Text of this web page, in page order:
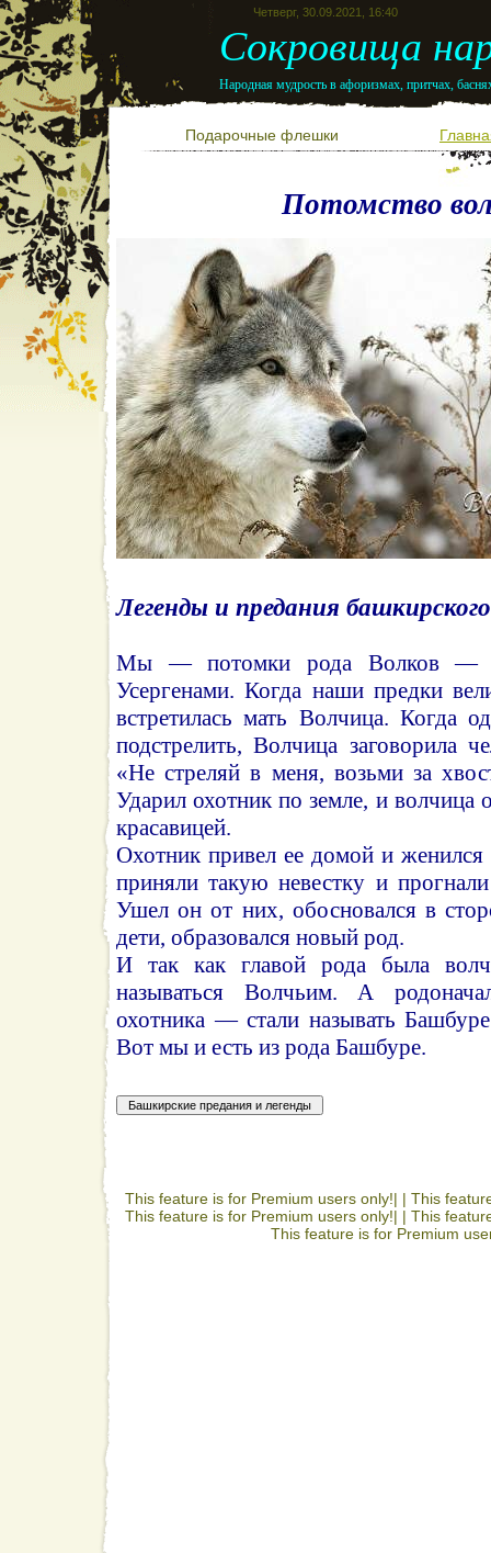
Четверг, 30.09.2021, 16:40
Сокровища
Народная мудрость в афоризмах, притчах,
Подарочные флешки
Потомство
Легенды и предания
Мы — потомки рода Волков —
Усергенами. Когда наши предки
встретилась мать Волчица. Когда
подстрелить, Волчица заговорила
«Не стреляй в меня, возьми за
Ударил охотник по земле, и волчица
красавицей.
Охотник привел ее домой и женился
приняли такую невестку и
Ушел он от них, обосновался в
дети, образовался новый род.
И так как главой рода была
называться Волчьим. А
охотника — стали называть
Вот мы и есть из рода Башбуре.
This feature is for Premium users only!| | This
This feature is for Premium users only!| | This
This feature is for Premium